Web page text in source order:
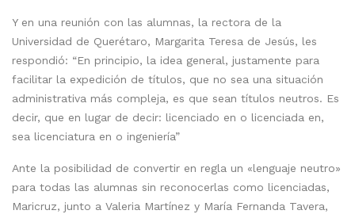
Y en una reunión con las alumnas, la rectora de la
Universidad de Querétaro, Margarita Teresa de Jesús, les
respondió: “En principio, la idea general, justamente para
facilitar la expedición de títulos, que no sea una situación
administrativa más compleja, es que sean títulos neutros. Es
decir, que en lugar de decir: licenciado en o licenciada en,
sea licenciatura en o ingeniería”
Ante la posibilidad de convertir en regla un «lenguaje neutro»
para todas las alumnas sin reconocerlas como licenciadas,
Maricruz, junto a Valeria Martínez y María Fernanda Tavera,